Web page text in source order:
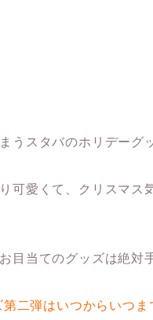
うスタバのホリデーグ
可愛くて、クリスマス
目当てのグッズは絶対
二弾はいつからいつ